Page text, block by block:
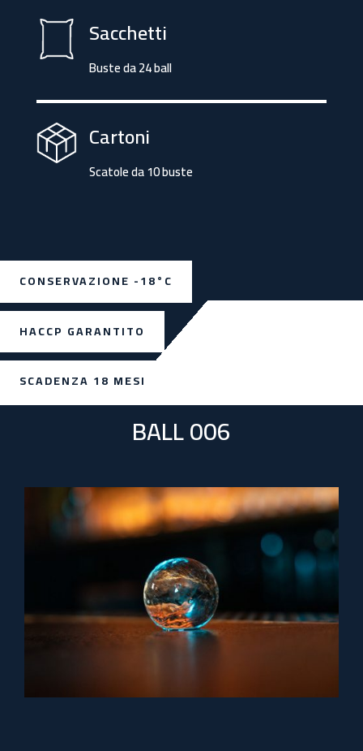
Sacchetti
Buste da 24 ball
Cartoni
Scatole da 10 buste
CONSERVAZIONE -18°C
HACCP GARANTITO
SCADENZA 18 MESI
BALL 006